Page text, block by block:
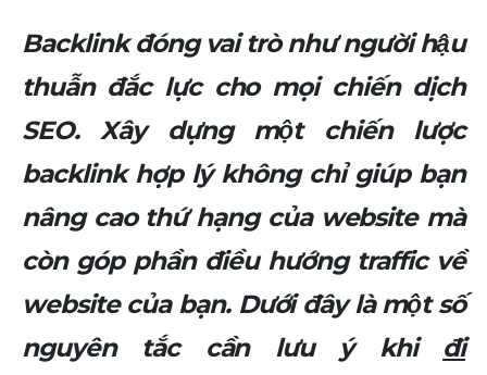
Backlink đóng vai trò như người hậu
thuẫn đắc lực cho mọi chiến dịch
SEO. Xây dựng một chiến lược
backlink hợp lý không chỉ giúp bạn
nâng cao thứ hạng của website mà
còn góp phần điều hướng traffic về
website của bạn. Dưới đây là một số
nguyên tắc cần lưu ý khi đi